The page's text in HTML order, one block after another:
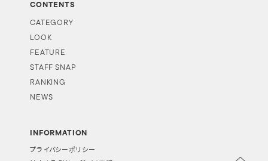
CONTENTS
CATEGORY
LOOK
FEATURE
STAFF SNAP
RANKING
NEWS
INFORMATION
プライバシーポリシー